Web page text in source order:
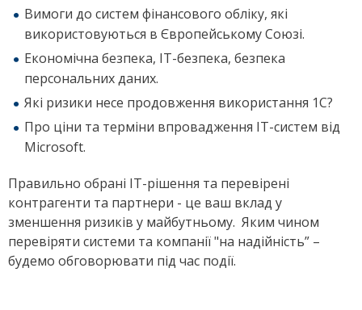
Вимоги до систем фінансового обліку, які
використовуються в Європейському Союзі.
Економічна безпека, ІТ-безпека, безпека
персональних даних.
Які ризики несе продовження використання 1С?
Про ціни та терміни впровадження ІТ-систем від
Microsoft.
Правильно обрані ІТ-рішення та перевірені
контрагенти та партнери - це ваш вклад у
зменшення ризиків у майбутньому. Яким чином
перевіряти системи та компанії "на надійність” –
будемо обговорювати під час події.